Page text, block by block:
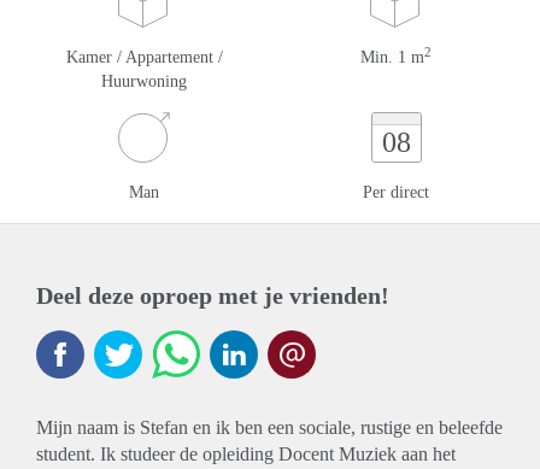
Kamer / Appartement /
Huurwoning
Min. 1 m2
Man
08
Per direct
Deel deze oproep met je vrienden!
Mijn naam is Stefan en ik ben een sociale, rustige en beleefde
student. Ik studeer de opleiding Docent Muziek aan het